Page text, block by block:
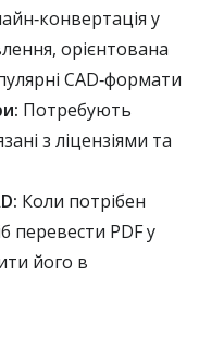
у
орієнтована
CAD‑формати
Потребують
з ліцензіями та
Коли потрібен
перевести PDF у
його в